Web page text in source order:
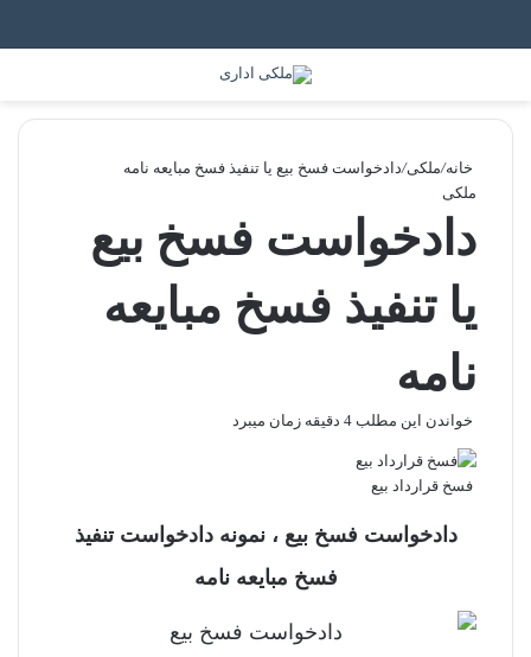
خانه/ملکی/دادخواست فسخ بیع یا تنفیذ فسخ مبایعه نامه
ملکی
دادخواست فسخ بیع
یا تنفیذ فسخ مبایعه
نامه
خواندن این مطلب 4 دقیقه زمان میبرد
فسخ قرارداد بیع
دادخواست فسخ بیع ، نمونه دادخواست تنفیذ
فسخ مبایعه نامه